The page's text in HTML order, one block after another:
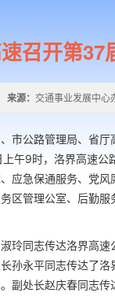
召开第37
来源： 交通事业发展中心
公路管理局、省厅
午9时，洛界高速
应急保通服务、党
区管理公室、后勤
玲同志传达洛界高
孙永平同志传达了
副处长赵庆春同志